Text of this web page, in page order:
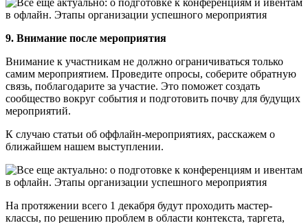
9. Внимание после мероприятия
Внимание к участникам не должно ограничиваться только
самим мероприятием. Проведите опросы, соберите обратную
связь, поблагодарите за участие. Это поможет создать
сообщество вокруг события и подготовить почву для будущих
мероприятий.
К случаю статьи об оффлайн-мероприятиях, расскажем о
ближайшем нашем выступлении.
На протяжении всего 1 декабря будут проходить мастер-
классы, по решению проблем в области контекста, таргета,